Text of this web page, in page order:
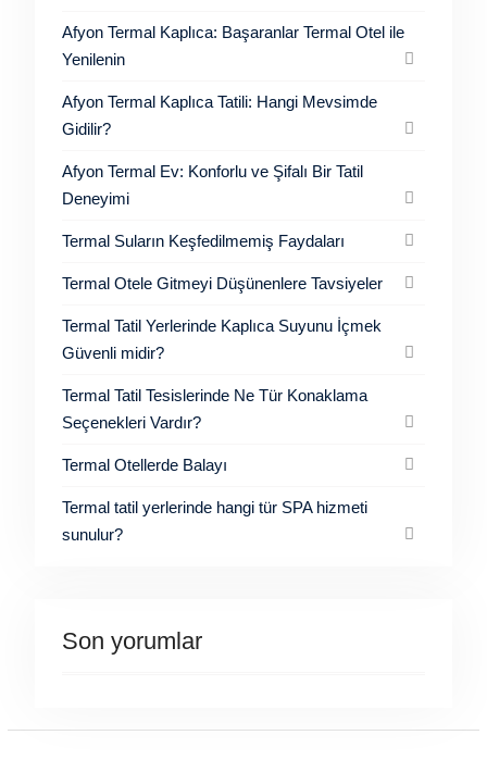
Afyon Termal Kaplıca: Başaranlar Termal Otel ile
Yenilenin
Afyon Termal Kaplıca Tatili: Hangi Mevsimde
Gidilir?
Afyon Termal Ev: Konforlu ve Şifalı Bir Tatil
Deneyimi
Termal Suların Keşfedilmemiş Faydaları
Termal Otele Gitmeyi Düşünenlere Tavsiyeler
Termal Tatil Yerlerinde Kaplıca Suyunu İçmek
Güvenli midir?
Termal Tatil Tesislerinde Ne Tür Konaklama
Seçenekleri Vardır?
Termal Otellerde Balayı
Termal tatil yerlerinde hangi tür SPA hizmeti
sunulur?
Son yorumlar